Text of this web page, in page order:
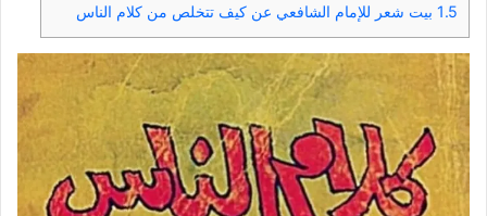
1.5 بيت شعر للإمام الشافعي عن كيف تتخلص من كلام الناس